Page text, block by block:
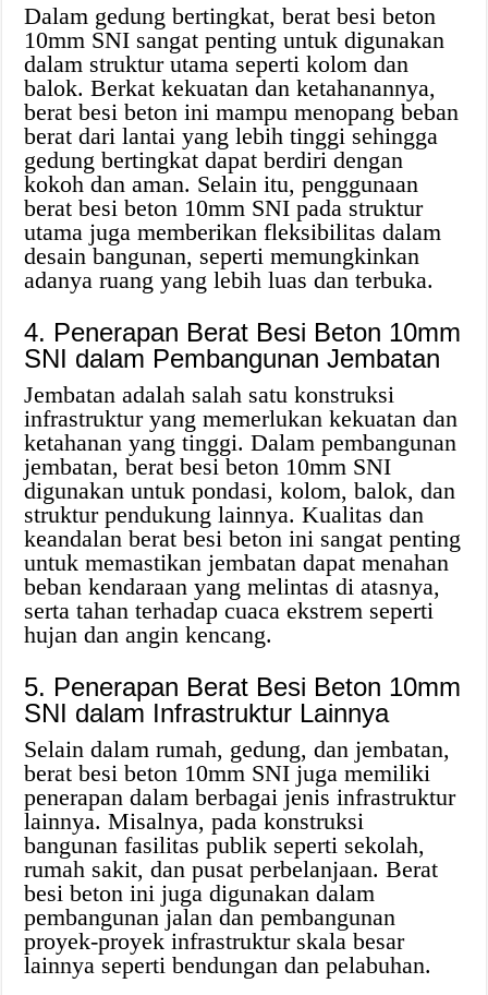
Dalam gedung bertingkat, berat besi beton
10mm SNI sangat penting untuk digunakan
dalam struktur utama seperti kolom dan
balok. Berkat kekuatan dan ketahanannya,
berat besi beton ini mampu menopang beban
berat dari lantai yang lebih tinggi sehingga
gedung bertingkat dapat berdiri dengan
kokoh dan aman. Selain itu, penggunaan
berat besi beton 10mm SNI pada struktur
utama juga memberikan fleksibilitas dalam
desain bangunan, seperti memungkinkan
adanya ruang yang lebih luas dan terbuka.
4. Penerapan Berat Besi Beton 10mm
SNI dalam Pembangunan Jembatan
Jembatan adalah salah satu konstruksi
infrastruktur yang memerlukan kekuatan dan
ketahanan yang tinggi. Dalam pembangunan
jembatan, berat besi beton 10mm SNI
digunakan untuk pondasi, kolom, balok, dan
struktur pendukung lainnya. Kualitas dan
keandalan berat besi beton ini sangat penting
untuk memastikan jembatan dapat menahan
beban kendaraan yang melintas di atasnya,
serta tahan terhadap cuaca ekstrem seperti
hujan dan angin kencang.
5. Penerapan Berat Besi Beton 10mm
SNI dalam Infrastruktur Lainnya
Selain dalam rumah, gedung, dan jembatan,
berat besi beton 10mm SNI juga memiliki
penerapan dalam berbagai jenis infrastruktur
lainnya. Misalnya, pada konstruksi
bangunan fasilitas publik seperti sekolah,
rumah sakit, dan pusat perbelanjaan. Berat
besi beton ini juga digunakan dalam
pembangunan jalan dan pembangunan
proyek-proyek infrastruktur skala besar
lainnya seperti bendungan dan pelabuhan.